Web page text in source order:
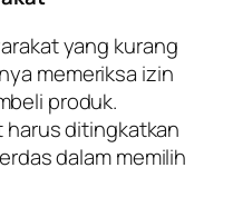
yang kurang
memeriksa izin
produk.
harus ditingkatkan
dalam memilih